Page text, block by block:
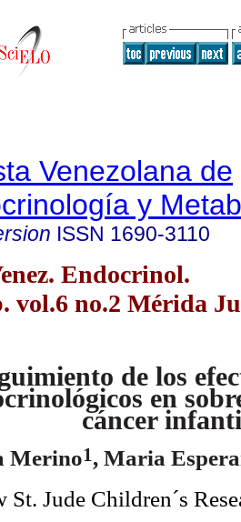
Venezolana de
y
ISSN 1690-3110
Endocrinol.
vol.6 no.2 Mérida
de los
en
cáncer
Merino1 , Maria
St. Jude Children´s